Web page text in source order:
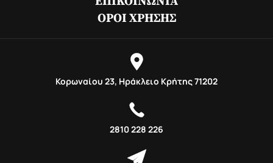
ΌΡΟΙ ΧΡΉΣΗΣ
Κορωναίου 23, Ηράκλειο Κρήτης 71202
2810 228 226